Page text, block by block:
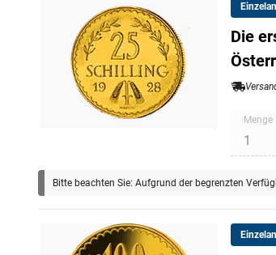
Die
Menge
Bitte beachten Sie: Aufgrund der begrenzten